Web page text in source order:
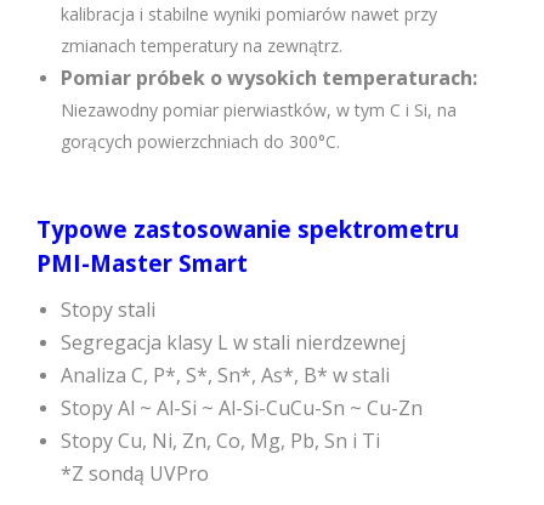
kalibracja i stabilne wyniki pomiarów nawet przy
zmianach temperatury na zewnątrz.
Pomiar próbek o wysokich temperaturach:
Niezawodny pomiar pierwiastków, w tym C i Si, na
gorących powierzchniach do 300°C.
Typowe zastosowanie spektrometru
PMI-Master Smart
Stopy stali
Segregacja klasy L w stali nierdzewnej
Analiza C, P*, S*, Sn*, As*, B* w stali
Stopy Al ~ Al-Si ~ Al-Si-CuCu-Sn ~ Cu-Zn
Stopy Cu, Ni, Zn, Co, Mg, Pb, Sn i Ti
*Z sondą UVPro